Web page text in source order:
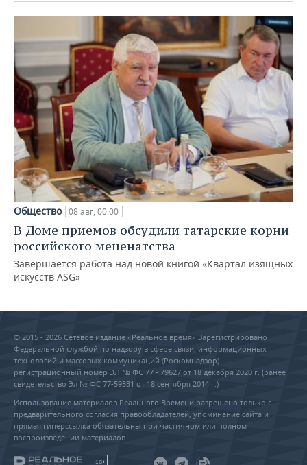
Общество 08 авг, 00:00
В Доме приемов обсудили татарские корни
российского меценатства
Завершается работа над новой книгой «Квартал изящных
искусств ASG»
© 2015 - 2026 Сетевое издание «Реальное время» Зарегистрировано
Федеральной службой по надзору в сфере связи, информационных
технологий и массовых коммуникаций (Роскомнадзор) –
регистрационный номер ЭЛ № ФС 77 - 79627 от 18 декабря 2020 г. (ранее
свидетельство Эл № ФС 77-59331 от 18 сентября 2014 г.)
Использование материалов Реального Времени разрешено только с
предварительного согласия правообладателей, упоминание сайта и
прямая гиперссылка обязательны при частичном или полном
воспроизведении материалов.
18+